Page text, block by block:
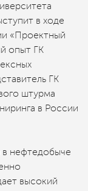
в ходе
«Проектный
опыт ГК
ГК
штурма
в России
в нефтедобыче
высокий